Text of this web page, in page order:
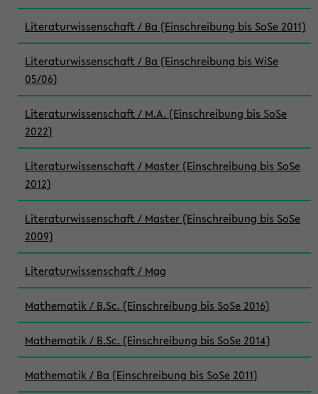
Literaturwissenschaft / Ba (Einschreibung bis SoSe 2011)
Literaturwissenschaft / Ba (Einschreibung bis WiSe
05/06)
Literaturwissenschaft / M.A. (Einschreibung bis SoSe
2022)
Literaturwissenschaft / Master (Einschreibung bis SoSe
2012)
Literaturwissenschaft / Master (Einschreibung bis SoSe
2009)
Literaturwissenschaft / Mag
Mathematik / B.Sc. (Einschreibung bis SoSe 2016)
Mathematik / B.Sc. (Einschreibung bis SoSe 2014)
Mathematik / Ba (Einschreibung bis SoSe 2011)